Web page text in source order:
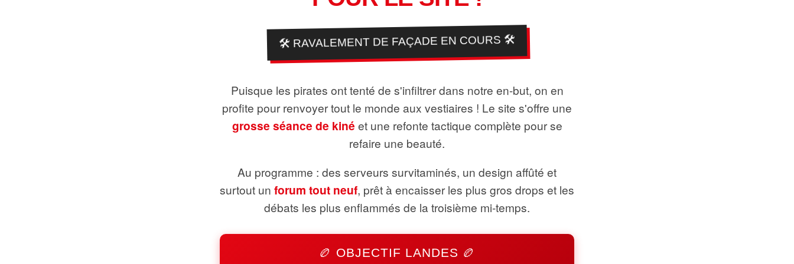
🛠️ RAVALEMENT DE FAÇADE EN COURS 🛠️
Puisque les pirates ont tenté de s'infiltrer dans notre en-but, on en
profite pour renvoyer tout le monde aux vestiaires ! Le site s'offre une
grosse séance de kiné et une refonte tactique complète pour se
refaire une beauté.
Au programme : des serveurs survitaminés, un design affûté et
surtout un forum tout neuf, prêt à encaisser les plus gros drops et les
débats les plus enflammés de la troisième mi-temps.
🏉 OBJECTIF LANDES 🏉